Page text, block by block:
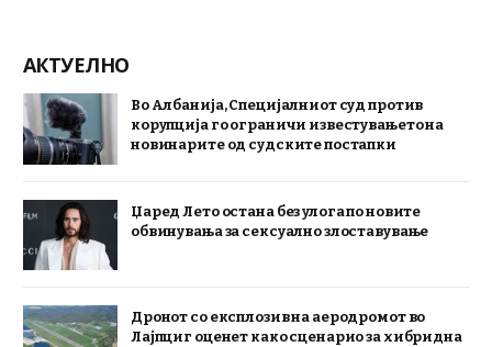
АКТУЕЛНО
Во Албанија, Специјалниот суд против
корупција го ограничи известувањето на
новинарите од судските постапки
Џаред Лето остана без улога по новите
обвинувања за сексуално злоставување
Дронот со експлозив на аеродромот во
Лајпциг оценет како сценарио за хибридна